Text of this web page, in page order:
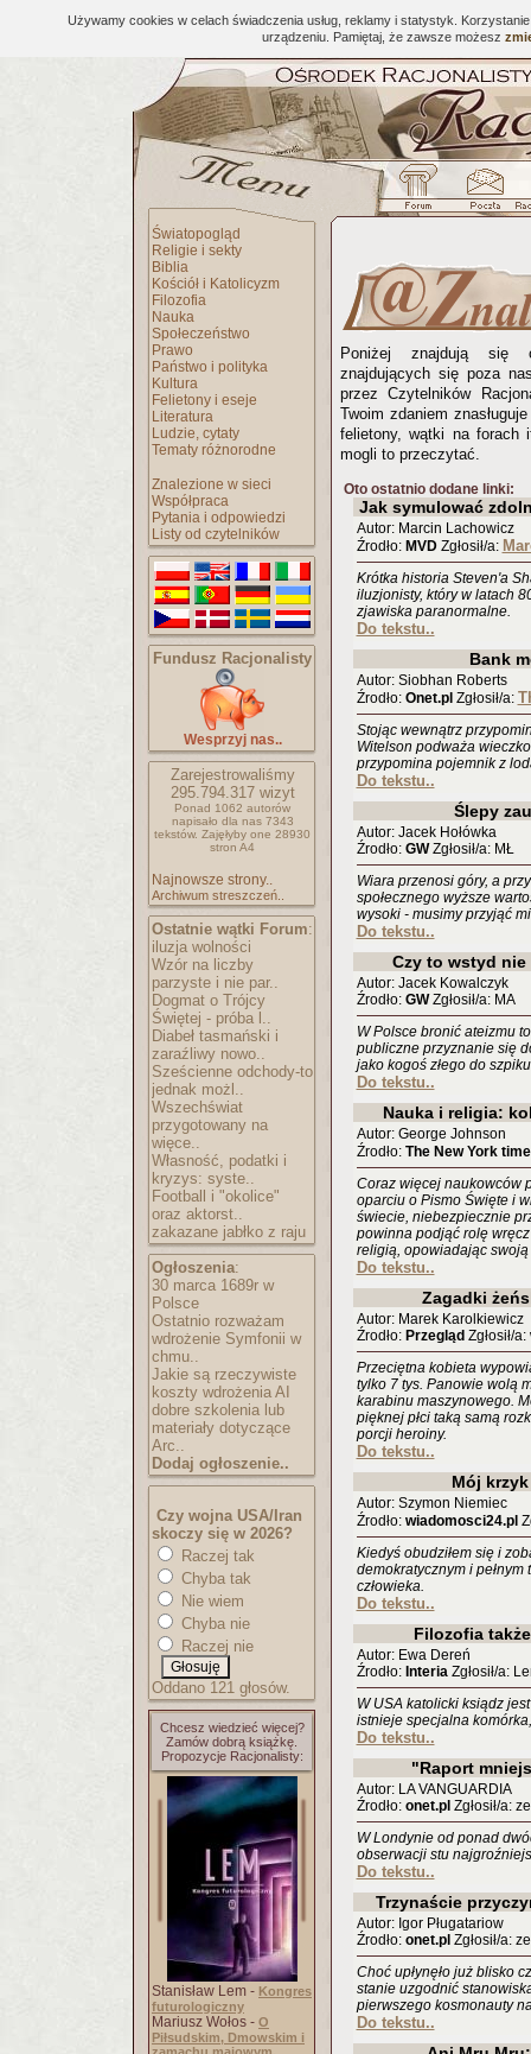
Używamy cookies w celach świadczenia usług, reklamy i statystyk.
urządzeniu. Pamiętaj, że zawsze możesz
Światopogląd
Religie i sekty
Biblia
Kościół i Katolicyzm
Filozofia
Nauka
Społeczeństwo
Prawo
Państwo i polityka
Kultura
Felietony i eseje
Literatura
Ludzie, cytaty
Tematy różnorodne
Znalezione w sieci
Współpraca
Pytania i odpowiedzi
Listy od czytelników
Fundusz Racjonalisty
Wesprzyj nas..
Zarejestrowaliśmy
295.794.317wizyt
Ponad 1062 autorów
napisało dla nas 7343
tekstów. Zajęłyby one 28930
stron A4
Najnowsze strony..
Archiwum streszczeń..
Ostatnie wątki Forum:
iluzja wolności
Wzór na liczby
parzyste i nie par..
Dogmat o Trójcy
Świętej - próba l..
Diabeł tasmański i
zaraźliwy nowo..
Sześcienne odchody-to
jednak możl..
Wszechświat
przygotowany na
więce..
Własność, podatki i
kryzys: syste..
Football i "okolice"
oraz aktorst..
zakazane jabłko z raju
Ogłoszenia:
30 marca 1689r w
Polsce
Ostatnio rozważam
wdrożenie Symfonii w
chmu..
Jakie są rzeczywiste
koszty wdrożenia AI
dobre szkolenia lub
materiały dotyczące
Arc..
Dodaj ogłoszenie..
Czy wojna USA/Iran
skoczy się w 2026?
Raczej tak
Chyba tak
Nie wiem
Chyba nie
Raczej nie
Oddano 121 głosów.
Chcesz wiedzieć więcej?
Zamów dobrą książkę.
Propozycje Racjonalisty:
Stanisław Lem - Kongres
futurologiczny
Mariusz Wołos - O
Piłsudskim, Dmowskim i
Poniżej znajdują się
znajdujących się poza
przez Czytelników
Twoim zdaniem
felietony, wątki na forach
mogli to przeczytać.
Oto ostatnio dodane linki:
Jak symulować
Autor: Marcin Lachowicz
Źrodło: MVDZgłosił/a:
Krótka historia Steven'a
iluzjonisty, który w latach
zjawiska paranormalne.
Do tekstu..
Bank
Autor: Siobhan Roberts
Źrodło: Onet.pl Zgłosił/a:
Stojąc wewnątrz
Witelson podważa
przypomina pojemnik z
Do tekstu..
Ślepy
Autor: Jacek Hołówka
Źrodło: GWZgłosił/a: MŁ
Wiara przenosi góry, a
społecznego wyższe
wysoki - musimy przyjąć
Do tekstu..
Czy to wstyd
Autor: Jacek Kowalczyk
Źrodło: GWZgłosił/a: MA
W Polsce bronić ateizmu
publiczne przyznanie się
jako kogoś złego do
Do tekstu..
Nauka i religia:
Autor: George Johnson
Źrodło: The New York
Coraz więcej naukowców
oparciu o Pismo Święte i
świecie, niebezpiecznie
powinna podjąć rolę
religią, opowiadając
Do tekstu..
Zagadki
Autor: Marek Karolkiewicz
Źrodło: Przegląd Zgłosił/
Przeciętna kobieta
tylko 7 tys. Panowie wolą
karabinu maszynowego.
pięknej płci taką samą
porcji heroiny.
Do tekstu..
Mój
Autor: Szymon Niemiec
Źrodło: wiadomosci24.pl
Kiedyś obudziłem się i
demokratycznym i
człowieka.
Do tekstu..
Filozofia
Autor: Ewa Dereń
Źrodło: InteriaZgłosił/a:
W USA katolicki ksiądz
istnieje specjalna
Do tekstu..
"Raport
Autor: LA VANGUARDIA
Źrodło: onet.pl Zgłosił/a:
W Londynie od ponad
obserwacji stu
Do tekstu..
Trzynaście
Autor: Igor Pługatariow
Źrodło: onet.pl Zgłosił/a:
Choć upłynęło już blisko
stanie uzgodnić
pierwszego kosmonauty
Do tekstu..